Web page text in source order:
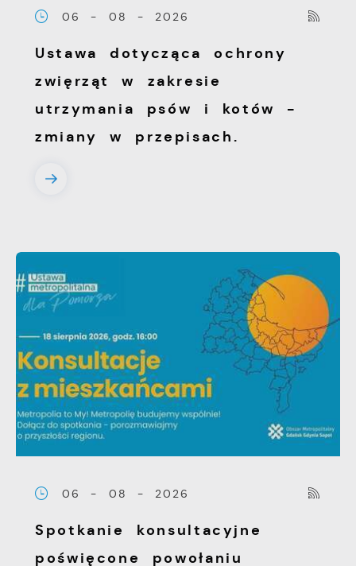
06 - 08 - 2026
Ustawa dotycząca ochrony
zwięrząt w zakresie
utrzymania psów i kotów -
zmiany w przepisach.
06 - 08 - 2026
Spotkanie konsultacyjne
poświęcone powołaniu